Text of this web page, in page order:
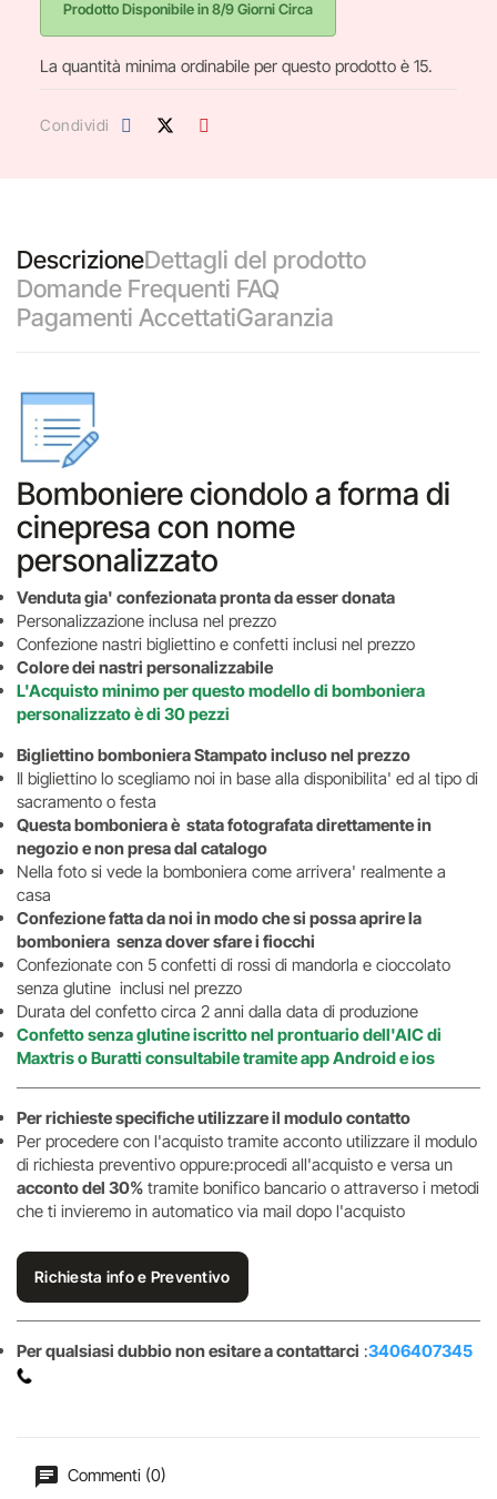
Prodotto Disponibile in 8/9 Giorni Circa
La quantità minima ordinabile per questo prodotto è 15.
Condividi
DescrizioneDettagli del prodotto
Domande Frequenti FAQ
Pagamenti AccettatiGaranzia
Bomboniere ciondolo a forma di
cinepresa con nome
personalizzato
Venduta gia' confezionata pronta da esser donata
Personalizzazione inclusa nel prezzo
Confezione nastri bigliettino e confetti inclusi nel prezzo
Colore dei nastri personalizzabile
L'Acquisto minimo per questo modello di bomboniera
personalizzato è di 30 pezzi
Bigliettino bomboniera Stampato incluso nel prezzo
Il bigliettino lo scegliamo noi in base alla disponibilita' ed al tipo di
sacramento o festa
Questa bomboniera è stata fotografata direttamente in
negozio e non presa dal catalogo
Nella foto si vede la bomboniera come arrivera' realmente a
casa
Confezione fatta da noi in modo che si possa aprire la
bomboniera senza dover sfare i fiocchi
Confezionate con 5 confetti di rossi di mandorla e cioccolato
senza glutine inclusi nel prezzo
Durata del confetto circa 2 anni dalla data di produzione
Confetto senza glutine iscritto nel prontuario dell'AIC di
Maxtris o Buratti consultabile tramite app Android e ios
Per richieste specifiche utilizzare il modulo contatto
Per procedere con l'acquisto tramite acconto utilizzare il modulo
di richiesta preventivo oppure:procedi all'acquisto e versa un
acconto del 30% tramite bonifico bancario o attraverso i metodi
che ti invieremo in automatico via mail dopo l'acquisto
Richiesta info e Preventivo
Per qualsiasi dubbio non esitare a contattarci :3406407345
Commenti (0)